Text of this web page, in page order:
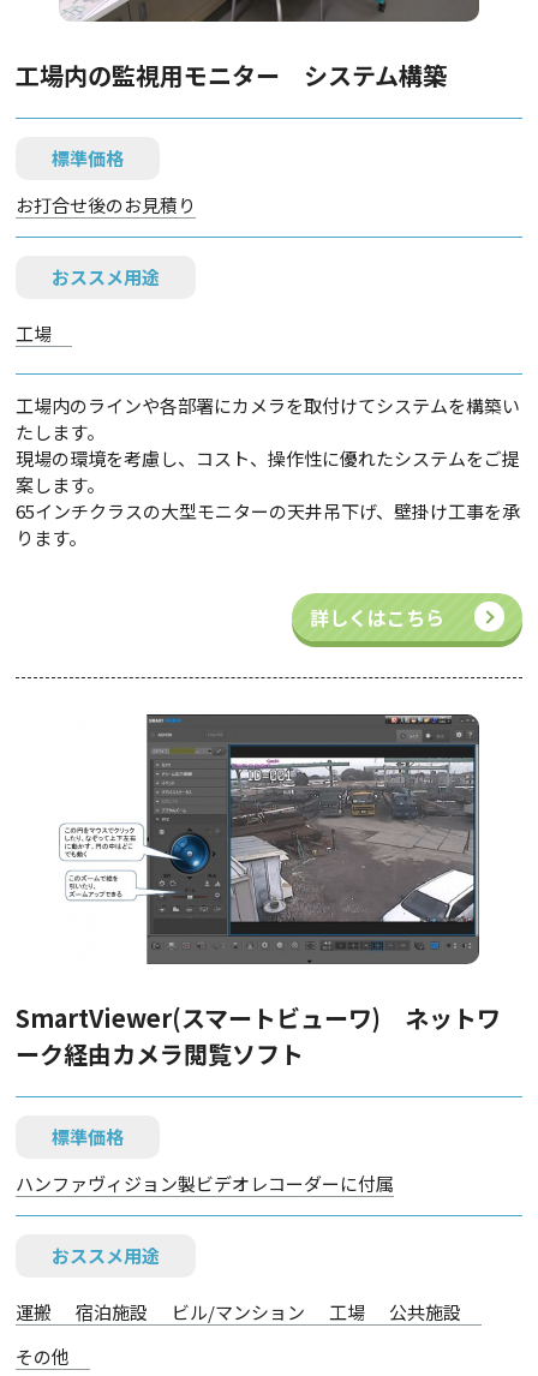
工場内の監視用モニター システム構築
標準価格
お打合せ後のお見積り
おススメ用途
工場
工場内のラインや各部署にカメラを取付けてシステムを構築い
たします。
現場の環境を考慮し、コスト、操作性に優れたシステムをご提
案します。
65インチクラスの大型モニターの天井吊下げ、壁掛け工事を承
ります。
詳しくはこちら
SmartViewer(スマートビューワ) ネットワ
ーク経由カメラ閲覧ソフト
標準価格
ハンファヴィジョン製ビデオレコーダーに付属
おススメ用途
運搬 宿泊施設 ビル/マンション 工場
公共施設
その他